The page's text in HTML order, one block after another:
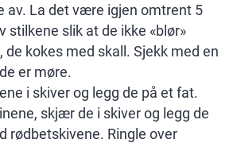
av. La det være igjen omtrent 5
stilkene slik at de ikke «blør»
de kokes med skall. Sjekk med en
er møre.
i skiver og legg de på et fat.
skjær de i skiver og legg de
rødbetskivene. Ringle over